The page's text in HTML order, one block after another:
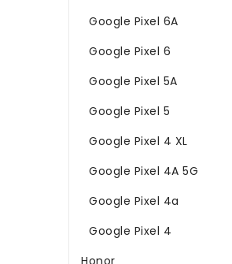
Google Pixel 6A
Google Pixel 6
Google Pixel 5A
Google Pixel 5
Google Pixel 4 XL
Google Pixel 4A 5G
Google Pixel 4a
Google Pixel 4
Honor